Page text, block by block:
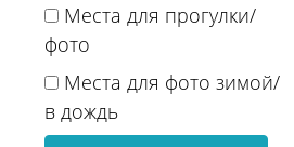
Места для прогулки/
фото
Места для фото зимой/
в дождь